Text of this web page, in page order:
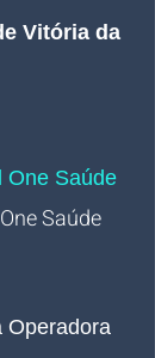
Vitória da
One Saúde
Saúde
Operadora